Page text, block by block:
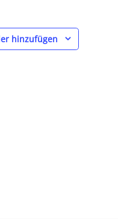
hinzufügen